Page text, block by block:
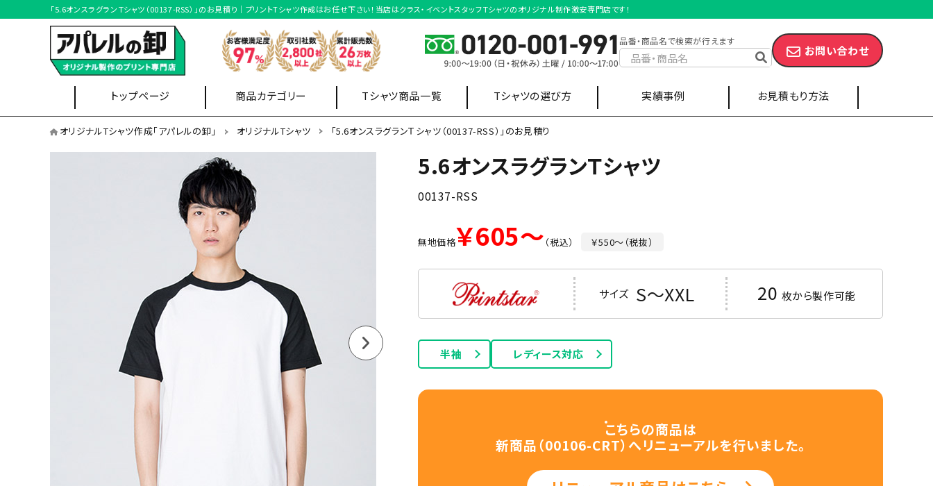
「5.6オンスラグランＴシャツ（00137-RSS）」のお見積り｜プリントTシャツ作成はお任せ下さい！当店はクラス・イベントスタッフＴシャツのオリジナル制作激安専門店です！
品番・商品名で検索が行えます
お問い合わせ
トップページ 商品カテゴリー
ブルゾン
スウェット・
パーカー
Tシャツ商品一覧
Tシャツの選び方
イベントスタッフ オフィス制服
クラスTシャツ
オリジナルTシャツを形状から選ぶ
半袖Tシャツ タンクトップ
オリジナルTシャツを機能から選ぶ
ドライTシャツ
オリジナルTシャツを本体カラーから選ぶ
実績事例 お見積もり方法
オリジナルTシャツ作成「アパレルの卸」 オリジナルTシャツ 「5.6オンスラグランＴシャツ（00137-RSS）」のお見積り
5.6オンスラグランＴシャツ
00137-RSS
無地価格￥605～ （税込） ￥550～（税抜）
サイズ S～XXL 20 枚から製作可能
半袖 レディース対応
こちらの商品は
新商品（00106-CRT）へリニューアルを行いました。